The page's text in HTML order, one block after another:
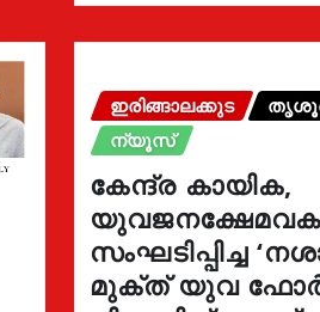
ഇരിങ്ങാലക്കുട
ന്യൂസ്
കേന്ദ്ര കായിക,
സംഘടിപ്പിച്ച
മുക്ത് യുവ